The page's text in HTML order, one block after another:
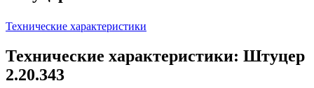
Технические характеристики
Технические характеристики: Штуцер
2.20.343